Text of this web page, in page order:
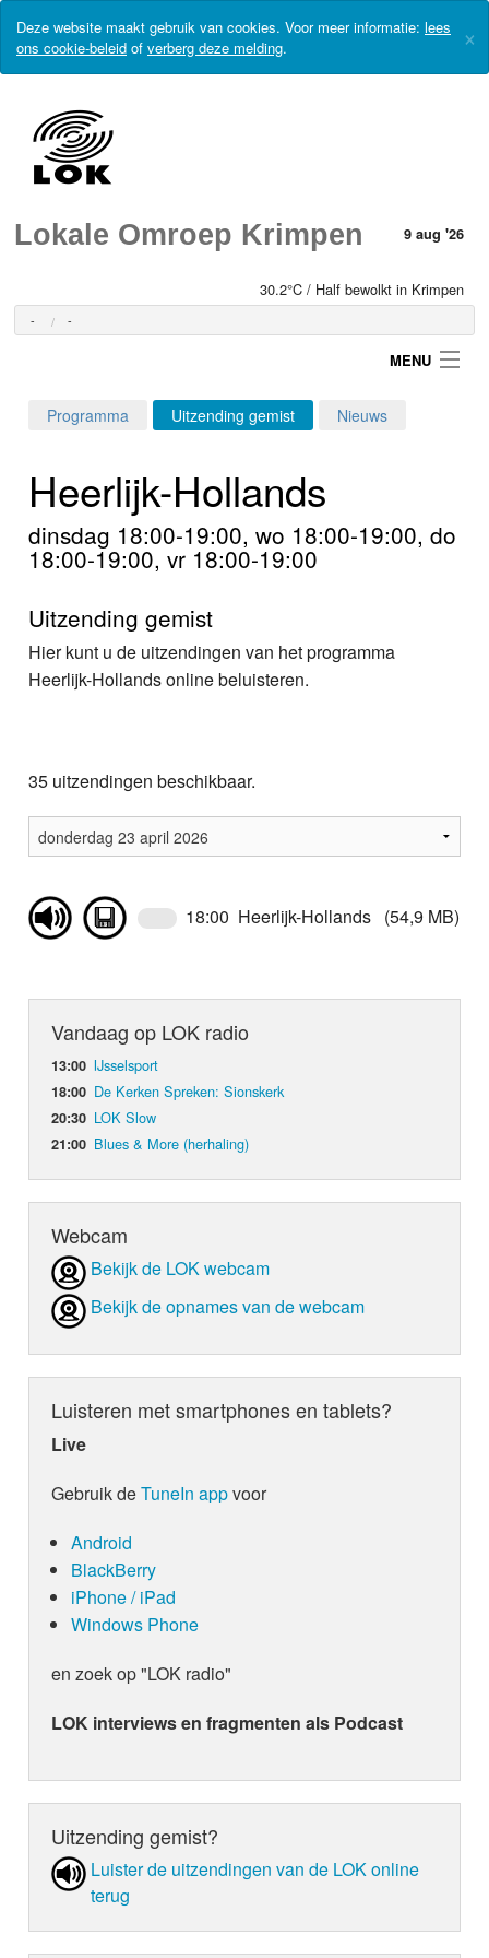
Deze website maakt gebruik van cookies. Voor meer informatie: lees
ons cookie-beleid of verberg deze melding. ×
Lokale Omroep Krimpen 9 aug '26
30.2°C / Half bewolkt in Krimpen
- -
MENU
Home
Programma's
Foto's
Info
Programma Uitzending gemist Nieuws
Heerlijk-Hollands
dinsdag 18:00-19:00, wo 18:00-19:00, do
18:00-19:00, vr 18:00-19:00
Uitzending gemist
Hier kunt u de uitzendingen van het programma
Heerlijk-Hollands online beluisteren.
35 uitzendingen beschikbaar.
18:00 Heerlijk-Hollands (54,9 MB)
Vandaag op LOK radio
13:00 IJsselsport
18:00 De Kerken Spreken: Sionskerk
20:30 LOK Slow
21:00 Blues & More (herhaling)
Webcam
Bekijk de LOK webcam
Bekijk de opnames van de webcam
Luisteren met smartphones en tablets?
Live
Gebruik deTuneIn appvoor
Android
BlackBerry
iPhone / iPad
Windows Phone
en zoek op "LOK radio"
LOK interviews en fragmenten als Podcast
Uitzending gemist?
Luister de uit­zen­din­gen van de LOK online
terug